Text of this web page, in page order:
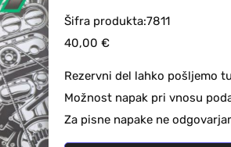
Šifra produkta:7811
40,00 €
Rezervni del lahko pošljemo
Možnost napak pri vnosu
Za pisne napake ne